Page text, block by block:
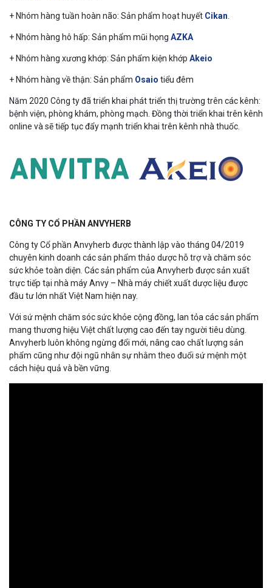
+ Nhóm hàng tuần hoàn não: Sản phẩm hoạt huyết Cikan
+ Nhóm hàng hô hấp: Sản phẩm mũi họng AZKA
+ Nhóm hàng xương khớp: Sản phẩm kiện khớp Akeio
+ Nhóm hàng về thận: Sản phẩm Osaio tiểu đêm
Năm 2020 Công ty đã triển khai phát triển thị trường trên các kênh:
bệnh viện, phòng khám, phòng mạch. Đồng thời triển khai trên kênh
online và sẽ tiếp tục đẩy mạnh triển khai trên kênh nhà thuốc.
CÔNG TY CỔ PHẦN ANVYHERB
Công ty Cổ phần Anvyherb được thành lập vào tháng 04/2019
chuyên kinh doanh các sản phẩm thảo dược hỗ trợ và chăm sóc
sức khỏe toàn diện. Các sản phẩm của Anvyherb được sản xuất
trực tiếp tại nhà máy Anvy – Nhà máy chiết xuất dược liệu được
đầu tư lớn nhất Việt Nam hiện nay.
Với sứ mệnh chăm sóc sức khỏe cộng đồng, lan tỏa các sản phẩm
mang thương hiệu Việt chất lượng cao đến tay người tiêu dùng.
Anvyherb luôn không ngừng đổi mới, nâng cao chất lượng sản
phẩm cũng như đội ngũ nhân sự nhằm theo đuổi sứ mệnh một
cách hiệu quả và bền vững.